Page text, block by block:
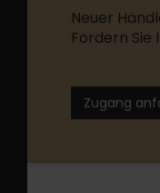
Neuer
Fordern Sie
Zugang